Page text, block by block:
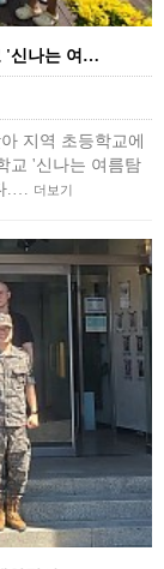
'신나는 여…
지역 초등학교에
교 '신나는 여름탐
.… 더보기